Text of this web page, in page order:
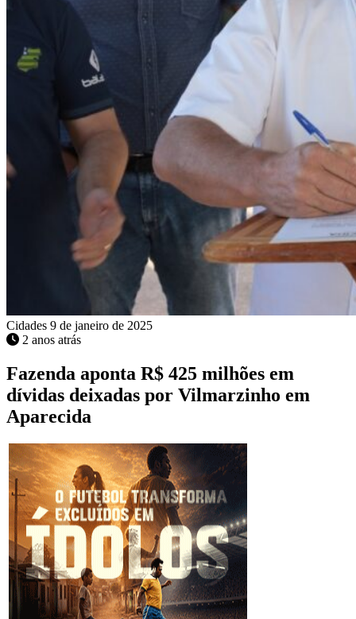
Cidades 9 de janeiro de 2025
2 anos atrás
Fazenda aponta R$ 425 milhões em
dívidas deixadas por Vilmarzinho em
Aparecida